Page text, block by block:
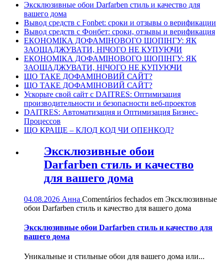
Эксклюзивные обои Darfarben стиль и качество для
вашего дома
Вывод средств с Fonbet: сроки и отзывы о верификации
Вывод средств с Фонбет: сроки, отзывы и верификация
ЕКОНОМІКА ДОФАМІНОВОГО ШОПІНГУ: ЯК
ЗАОЩАДЖУВАТИ, НІЧОГО НЕ КУПУЮЧИ
ЕКОНОМІКА ДОФАМІНОВОГО ШОПІНГУ: ЯК
ЗАОЩАДЖУВАТИ, НІЧОГО НЕ КУПУЮЧИ
ЩО ТАКЕ ДОФАМІНОВИЙ САЙТ?
ЩО ТАКЕ ДОФАМІНОВИЙ САЙТ?
Ускорьте свой сайт с DAITRES: Оптимизация
производительности и безопасности веб-проектов
DAITRES: Автоматизация и Оптимизация Бизнес-
Процессов
ЩО КРАЩЕ – КЛОД КОД ЧИ ОПЕНКОД?
Эксклюзивные обои
Darfarben стиль и качество
для вашего дома
04.08.2026 Анна Comentários fechados em Эксклюзивные
обои Darfarben стиль и качество для вашего дома
Эксклюзивные обои Darfarben стиль и качество для
вашего дома
Уникальные и стильные обои для вашего дома или...